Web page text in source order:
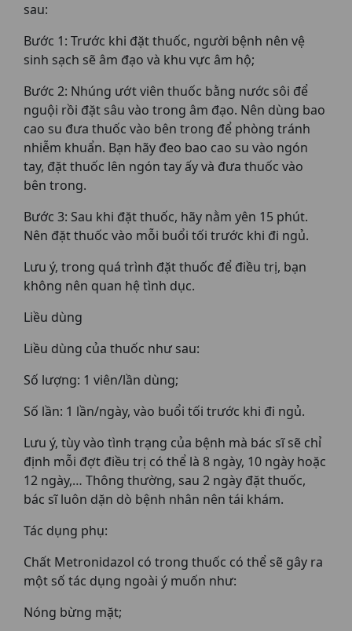
sau:
Bước 1: Trước khi đặt thuốc, người bệnh nên vệ
sinh sạch sẽ âm đạo và khu vực âm hộ;
Bước 2: Nhúng ướt viên thuốc bằng nước sôi để
nguội rồi đặt sâu vào trong âm đạo. Nên dùng bao
cao su đưa thuốc vào bên trong để phòng tránh
nhiễm khuẩn. Bạn hãy đeo bao cao su vào ngón
tay, đặt thuốc lên ngón tay ấy và đưa thuốc vào
bên trong.
Bước 3: Sau khi đặt thuốc, hãy nằm yên 15 phút.
Nên đặt thuốc vào mỗi buổi tối trước khi đi ngủ.
Lưu ý, trong quá trình đặt thuốc để điều trị, bạn
không nên quan hệ tình dục.
Liều dùng
Liều dùng của thuốc như sau:
Số lượng: 1 viên/lần dùng;
Số lần: 1 lần/ngày, vào buổi tối trước khi đi ngủ.
Lưu ý, tùy vào tình trạng của bệnh mà bác sĩ sẽ chỉ
định mỗi đợt điều trị có thể là 8 ngày, 10 ngày hoặc
12 ngày,… Thông thường, sau 2 ngày đặt thuốc,
bác sĩ luôn dặn dò bệnh nhân nên tái khám.
Tác dụng phụ:
Chất Metronidazol có trong thuốc có thể sẽ gây ra
một số tác dụng ngoài ý muốn như:
Nóng bừng mặt;